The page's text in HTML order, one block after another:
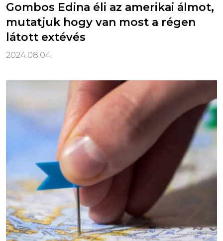
Gombos Edina éli az amerikai álmot,
mutatjuk hogy van most a régen
látott extévés
2024.08.04.